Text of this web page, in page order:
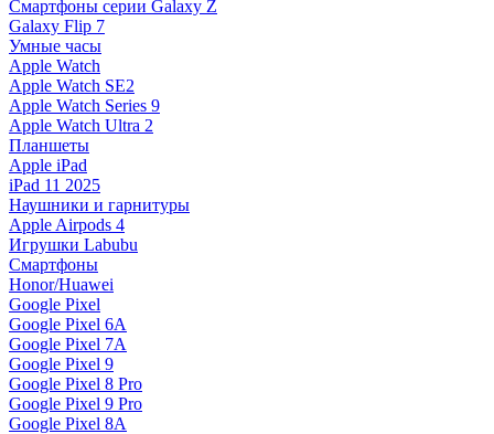
Смартфоны серии Galaxy Z
Galaxy Flip 7
Умные часы
Apple Watch
Apple Watch SE2
Apple Watch Series 9
Apple Watch Ultra 2
Планшеты
Apple iPad
iPad 11 2025
Наушники и гарнитуры
Apple Airpods 4
Игрушки Labubu
Смартфоны
Honor/Huawei
Google Pixel
Google Pixel 6A
Google Pixel 7А
Google Pixel 9
Google Pixel 8 Pro
Google Pixel 9 Pro
Google Pixel 8A